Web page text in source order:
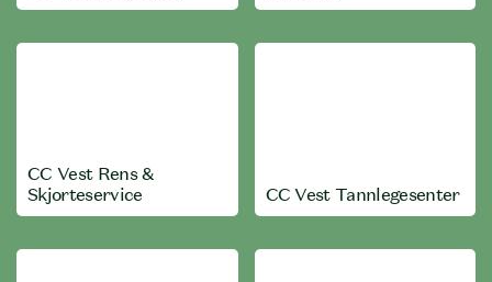
CC Vest Rens &
Skjorteservice
CC Vest Tannlegesenter